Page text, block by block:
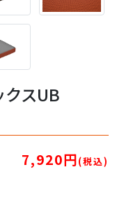
クスUB
7,920円(税込)